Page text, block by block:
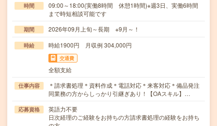
時間
09:00～18:00(実働8時間 休憩1時間)※週3日、実働6時間
まで時短相談可能です
期間 2026年09月上旬～長期 ※9月～！
時給 時給1900円 月収例 304,000円
交通費
全額支給
仕事内容
＊請求書処理＊資料作成＊電話対応＊来客対応＊備品発注
同業務の方からしっかり引継ぎあり！【OAスキル】…
応募資格
英語力不要
日次経理のご経験をお持ちの方請求書処理の経験をお持ち